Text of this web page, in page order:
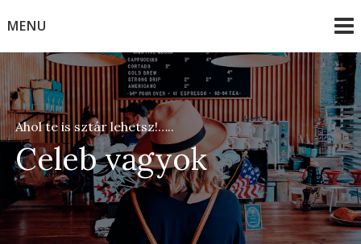
toMENU
Celeb vagyok
Ahol te is sztár lehetsz!…..